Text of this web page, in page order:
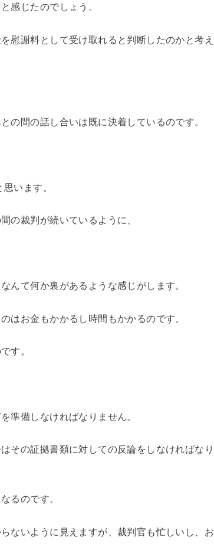
と感じたのでしょう。
慰謝料として受け取れると判断したのかと考え
の間の話し合いは既に決着しているのです。
います。
の裁判が続いているように、
んて何か裏があるような感じがします。
はお金もかかるし時間もかかるのです。
す。
準備しなければなりません。
その証拠書類に対しての反論をしなければなり
るのです。
ないように見えますが、裁判官も忙しいし、お